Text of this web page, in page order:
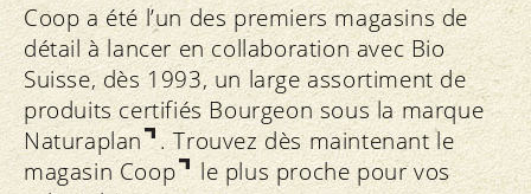
Coop a été l’un des premiers magasins de
détail à lancer en collaboration avec Bio
Suisse, dès 1993, un large assortiment de
produits certifiés Bourgeon sous la marque
Naturaplan
. Trouvez dès maintenant le
magasin Coop
le plus proche pour vos